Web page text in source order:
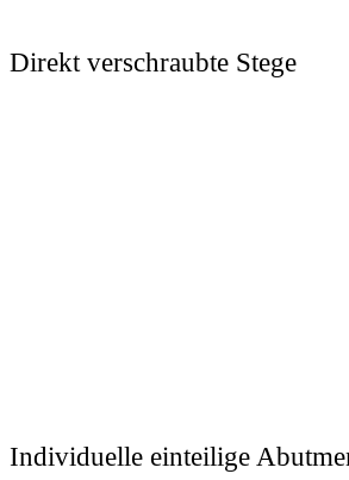
Direkt verschraubte Stege
Individuelle einteilige